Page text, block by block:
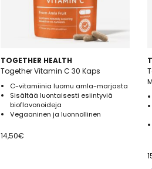
TOGETHER HEALTH
Together Vitamin C 30 Kaps
C-vitamiinia luomu amla-marjasta
Sisältää luontaisesti esiintyviä
bioflavonoideja
Vegaaninen ja luonnollinen
14,50€